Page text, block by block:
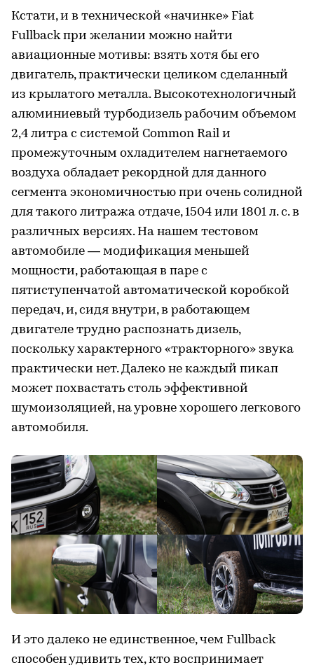
Кстати, и в технической «начинке» Fiat
Fullback при желании можно найти
авиационные мотивы: взять хотя бы его
двигатель, практически целиком сделанный
из крылатого металла. Высокотехнологичный
алюминиевый турбодизель рабочим объемом
2,4 литра с системой Common Rail и
промежуточным охладителем нагнетаемого
воздуха обладает рекордной для данного
сегмента экономичностью при очень солидной
для такого литража отдаче, 1504 или 1801 л. с. в
различных версиях. На нашем тестовом
автомобиле — модификация меньшей
мощности, работающая в паре с
пятиступенчатой автоматической коробкой
передач, и, сидя внутри, в работающем
двигателе трудно распознать дизель,
поскольку характерного «тракторного» звука
практически нет. Далеко не каждый пикап
может похвастать столь эффективной
шумоизоляцией, на уровне хорошего легкового
автомобиля.
И это далеко не единственное, чем Fullback
способен удивить тех, кто воспринимает